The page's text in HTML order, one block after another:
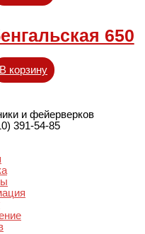
650
В корзину
и фейерверков
391-54-85